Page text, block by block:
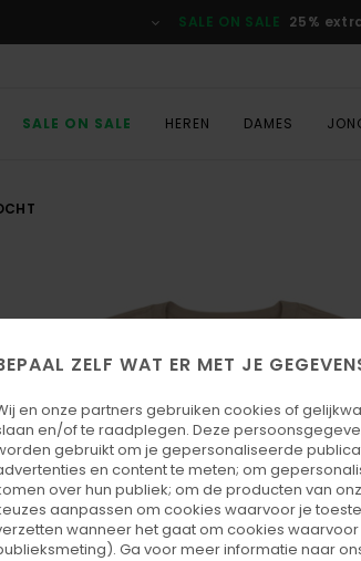
SALE ON SALE 25%
SALE ON SALE HEREN DAMES
ZELF WAT ER MET JE
en onze partners gebruiken cookies of
en/of te raadplegen. Deze
gebruikt om je gepersonaliseerde
en content te meten; om
over hun publiek; om de producten van
aanpassen om cookies waarvoor je
wanneer het gaat om cookies
Ga voor meer informatie naar